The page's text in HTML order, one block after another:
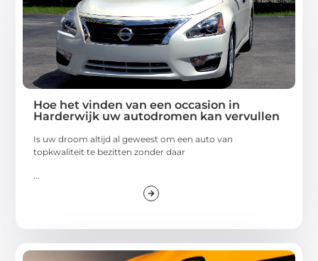
Hoe het vinden van een occasion in
Harderwijk uw autodromen kan vervullen
Is uw droom altijd al geweest om een auto van
topkwaliteit te bezitten zonder daar